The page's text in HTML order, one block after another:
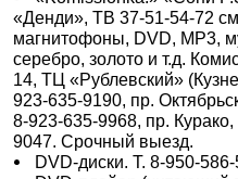
«Денди», ТВ 37-51-54-72
магнитофоны, DVD, МР3,
серебро, золото и т.д.
14, ТЦ «Рублевский»
923-635-9190, пр.
8-923-635-9968, пр.
9047. Срочный выезд.
DVD-диски. Т. 8-950-